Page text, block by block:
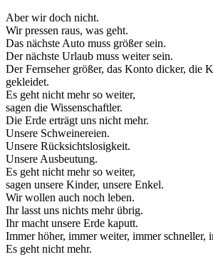
Aber wir doch nicht.
Wir pressen raus, was geht.
Das nächste Auto muss größer sein.
Der nächste Urlaub muss weiter sein.
Der Fernseher größer, das Konto dicker, die
gekleidet.
Es geht nicht mehr so weiter,
sagen die Wissenschaftler.
Die Erde erträgt uns nicht mehr.
Unsere Schweinereien.
Unsere Rücksichtslosigkeit.
Unsere Ausbeutung.
Es geht nicht mehr so weiter,
sagen unsere Kinder, unsere Enkel.
Wir wollen auch noch leben.
Ihr lasst uns nichts mehr übrig.
Ihr macht unsere Erde kaputt.
Immer höher, immer weiter, immer schneller,
Es geht nicht mehr.